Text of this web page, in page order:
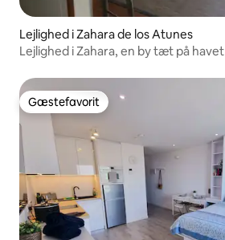
Lejlighed i Zahara de los Atunes
Lejlighed i Zahara, en by tæt på havet
Gæstefavorit
Gæstefavorit